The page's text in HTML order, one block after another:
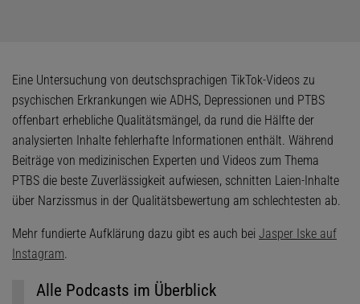
Eine Untersuchung von deutschsprachigen TikTok-Videos zu
psychischen Erkrankungen wie ADHS, Depressionen und PTBS
offenbart erhebliche Qualitätsmängel, da rund die Hälfte der
analysierten Inhalte fehlerhafte Informationen enthält. Während
Beiträge von medizinischen Experten und Videos zum Thema
PTBS die beste Zuverlässigkeit aufwiesen, schnitten Laien-Inhalte
über Narzissmus in der Qualitätsbewertung am schlechtesten ab.
Mehr fundierte Aufklärung dazu gibt es auch bei Jasper Iske auf
Instagram.
Alle Podcasts im Überblick